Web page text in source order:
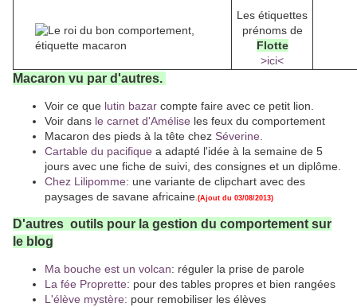
Les étiquettes
prénoms de
Flotte
>ici<
Macaron vu par d'autres.
Voir ce que lutin bazar compte faire avec ce petit lion.
Voir dans le carnet d'Amélise les feux du comportement
Macaron des pieds à la tête chez Séverine.
Cartable du pacifique a adapté l'idée à la semaine de 5
jours avec une fiche de suivi, des consignes et un diplôme.
Chez Lilipomme: une variante de clipchart avec des
paysages de savane africaine.(Ajout du 03/08/2013)
D'autres outils pour la gestion du comportement sur
le blog
Ma bouche est un volcan: réguler la prise de parole
La fée Proprette: pour des tables propres et bien rangées
L'élève mystère: pour remobiliser les élèves